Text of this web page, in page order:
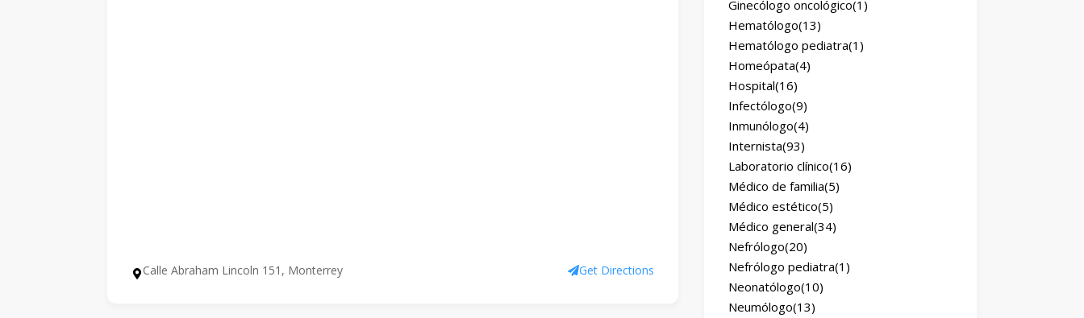
Calle Abraham Lincoln 151, Monterrey Get Directions
Ginecólogo oncológico(1)
Hematólogo(13)
Hematólogo pediatra(1)
Homeópata(4)
Hospital(16)
Infectólogo(9)
Inmunólogo(4)
Internista(93)
Laboratorio clínico(16)
Médico de familia(5)
Médico estético(5)
Médico general(34)
Nefrólogo(20)
Nefrólogo pediatra(1)
Neonatólogo(10)
Neumólogo(13)